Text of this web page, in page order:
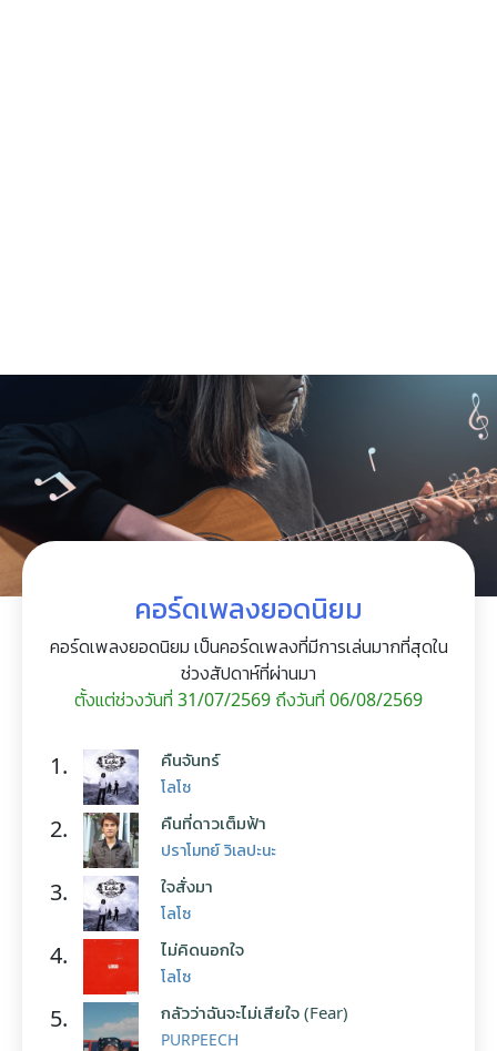
คอร์ดเพลงยอดนิยม
คอร์ดเพลงยอดนิยม เป็นคอร์ดเพลงที่มีการเล่นมากที่สุดใน
ช่วงสัปดาห์ที่ผ่านมา
ตั้งแต่ช่วงวันที่ 31/07/2569 ถึงวันที่ 06/08/2569
1. คืนจันทร์
โลโซ
2. คืนที่ดาวเต็มฟ้า
ปราโมทย์ วิเลปะนะ
3. ใจสั่งมา
โลโซ
4. ไม่คิดนอกใจ
โลโซ
5. กลัวว่าฉันจะไม่เสียใจ (Fear)
PURPEECH